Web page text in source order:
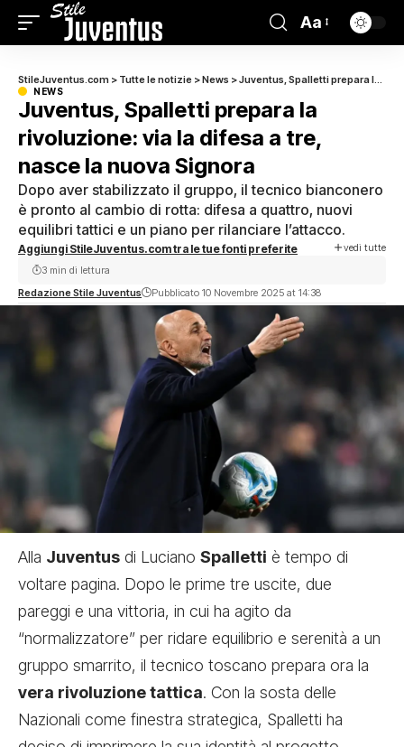
Aa
StileJuventus.com > Tutte le notizie >News >Juventus, Spalletti prepara la rivoluzione: via la difesa a tre, nasce la nuova Signora
NEWS
Juventus, Spalletti prepara la
rivoluzione: via la difesa a tre,
nasce la nuova Signora
Dopo aver stabilizzato il gruppo, il tecnico bianconero
è pronto al cambio di rotta: difesa a quattro, nuovi
equilibri tattici e un piano per rilanciare l’attacco.
Aggiungi StileJuventus.com tra le tue fonti preferite vedi tutte
Redazione Stile Juventus Pubblicato 10 Novembre 2025 at 14:38
3 min di lettura
Alla Juventus di Luciano Spalletti è tempo di
voltare pagina. Dopo le prime tre uscite, due
pareggi e una vittoria, in cui ha agito da
“normalizzatore” per ridare equilibrio e serenità a un
gruppo smarrito, il tecnico toscano prepara ora la
vera rivoluzione tattica. Con la sosta delle
Nazionali come finestra strategica, Spalletti ha